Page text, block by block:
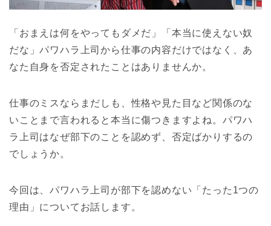
「おまえは何をやってもダメだ」「本当に使えない奴
だな」パワハラ上司から仕事の内容だけではなく、あ
なた自身を否定されたことはありませんか。
仕事のミスならまだしも、性格や見た目など関係のな
いことまで言われると本当に傷つきますよね。パワハ
ラ上司はなぜ部下のことを認めず、否定ばかりするの
でしょうか。
今回は、パワハラ上司が部下を認めない「たった1つの
理由」についてお話します。